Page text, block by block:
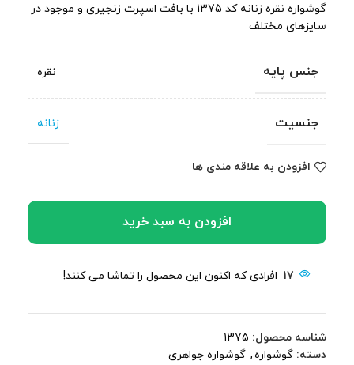
گوشواره نقره زنانه کد 1375 با بافت اسپرت زنجیری و موجود در
سایزهای مختلف
جنس پایه نقره
جنسیت زنانه
افزودن به علاقه مندی ها
افزودن به سبد خرید
17 افرادی که اکنون این محصول را تماشا می کنند!
شناسه محصول: 1375
دسته: گوشواره, گوشواره جواهری